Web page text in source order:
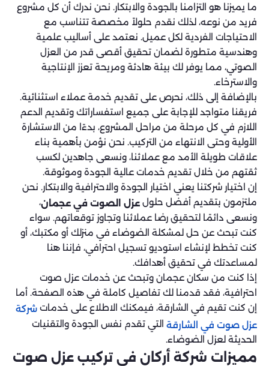
ما يميزنا هو التزامنا بالجودة والابتكار. نحن ندرك أن كل مشروع
فريد من نوعه، لذلك نقدم حلولاً مخصصة تتناسب مع
الاحتياجات الفردية لكل عميل. نعتمد على أساليب علمية
وهندسية متطورة لضمان تحقيق أقصى قدر من العزل
الصوتي، مما يوفر لك بيئة هادئة ومريحة تعزز الإنتاجية
والاسترخاء.
بالإضافة إلى ذلك، نحرص على تقديم خدمة عملاء استثنائية.
فريقنا متواجد للإجابة على جميع استفساراتك وتقديم الدعم
اللازم في كل مرحلة من مراحل المشروع، بدءًا من الاستشارة
الأولية وحتى الانتهاء من التركيب. نحن نؤمن بأهمية بناء
علاقات طويلة الأمد مع عملائنا، ونسعى جاهدين لكسب
ثقتهم من خلال تقديم خدمات عالية الجودة وموثوقة.
إن اختيار شركتنا يعني اختيار الجودة والاحترافية والابتكار. نحن
ملتزمون بتقديم أفضل حلول عزل الصوت في عجمان،
ونسعى دائمًا لتحقيق رضا عملائنا وتجاوز توقعاتهم. سواء
كنت تبحث عن حل لمشكلة الضوضاء في منزلك أو مكتبك، أو
كنت تخطط لإنشاء استوديو تسجيل احترافي، فإننا هنا
لمساعدتك في تحقيق أهدافك.
إذا كنت من سكان عجمان وتبحث عن خدمات عزل صوت
احترافية، فقد قدمنا لك تفاصيل كاملة في هذه الصفحة. أما
إن كنت تقيم في الشارقة، فيمكنك الاطلاع على خدمات شركة
عزل صوت في الشارقة التي تقدم نفس الجودة والتقنيات
الحديثة لعزل الضوضاء.
مميزات شركة أركان في تركيب عزل صوت